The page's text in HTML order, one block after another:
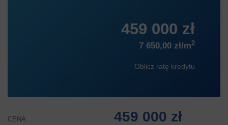
459 000 zł
7 650,00 zł/m2
Oblicz ratę kredytu
CENA 459 000 zł